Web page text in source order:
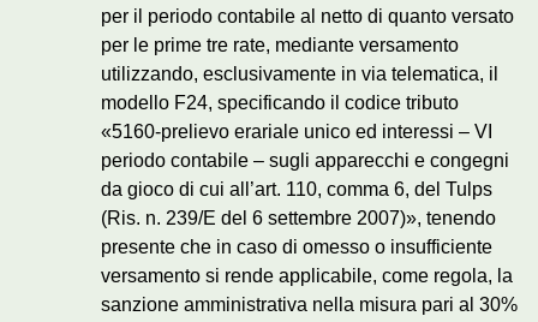
per il periodo contabile al netto di quanto versato
per le prime tre rate, mediante versamento
utilizzando, esclusivamente in via telematica, il
modello F24, specificando il codice tributo
«5160-prelievo erariale unico ed interessi – VI
periodo contabile – sugli apparecchi e congegni
da gioco di cui all’art. 110, comma 6, del Tulps
(Ris. n. 239/E del 6 settembre 2007)», tenendo
presente che in caso di omesso o insufficiente
versamento si rende applicabile, come regola, la
sanzione amministrativa nella misura pari al 30%